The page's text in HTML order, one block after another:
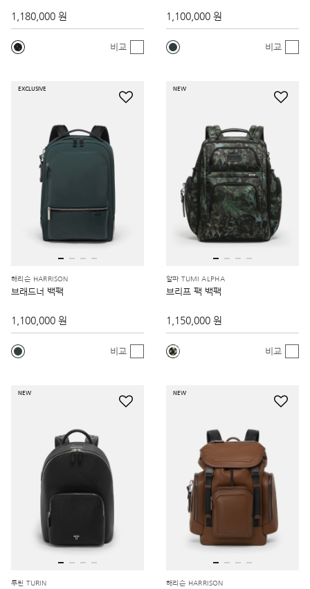
1,180,000 원
비교
1,100,000 원
비교
EXCLUSIVE
해리슨 HARRISON
브래드너 백팩
1,100,000 원
비교
NEW
알파 TUMI ALPHA
브리프 팩 백팩
1,150,000 원
비교
NEW
투린 TURIN
NEW
해리슨 HARRISON